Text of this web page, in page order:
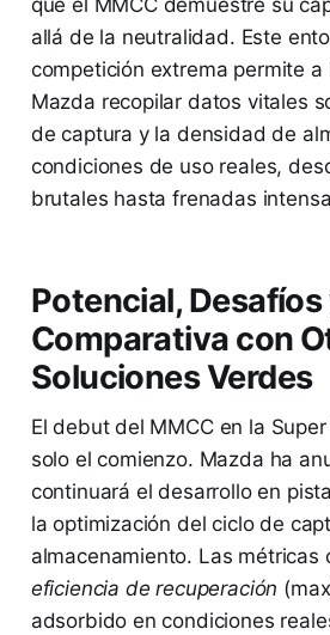
que el MMCC demuestre su
allá de la neutralidad. Este
competición extrema permite a
Mazda recopilar datos vitales
de captura y la densidad de
condiciones de uso reales,
brutales hasta frenadas
Potencial, Desafíos
Comparativa con
Soluciones Verdes
El debut del MMCC en la
solo el comienzo. Mazda ha
continuará el desarrollo en
la optimización del ciclo de
almacenamiento. Las métricas
eficiencia de recuperación
adsorbido en condiciones